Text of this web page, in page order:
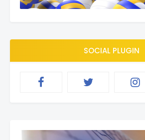
SOCIAL PLUGIN